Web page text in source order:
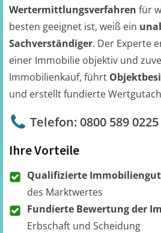
Wertermittlungsverfahren für
besten geeignet ist, weiß ein
Sachverständiger. Der Experte
einer Immobilie objektiv und
Immobilienkauf, führt
und erstellt fundierte
Telefon: 0800 589 0225
Ihre Vorteile
Qualifizierte
des Marktwertes
Fundierte Bewertung der
Erbschaft und Scheidung